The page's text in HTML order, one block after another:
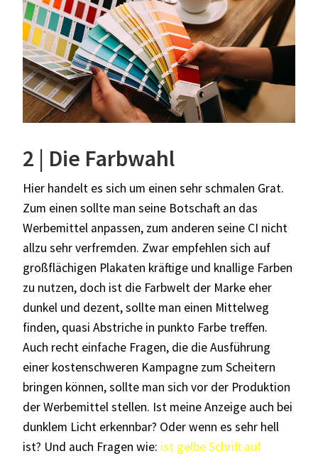
2 | Die Farbwahl
Hier handelt es sich um einen sehr schmalen Grat.
Zum einen sollte man seine Botschaft an das
Werbemittel anpassen, zum anderen seine CI nicht
allzu sehr verfremden. Zwar empfehlen sich auf
großflächigen Plakaten kräftige und knallige Farben
zu nutzen, doch ist die Farbwelt der Marke eher
dunkel und dezent, sollte man einen Mittelweg
finden, quasi Abstriche in punkto Farbe treffen.
Auch recht einfache Fragen, die die Ausführung
einer kostenschweren Kampagne zum Scheitern
bringen können, sollte man sich vor der Produktion
der Werbemittel stellen. Ist meine Anzeige auch bei
dunklem Licht erkennbar? Oder wenn es sehr hell
ist? Und auch Fragen wie: ist gelbe Schrift auf